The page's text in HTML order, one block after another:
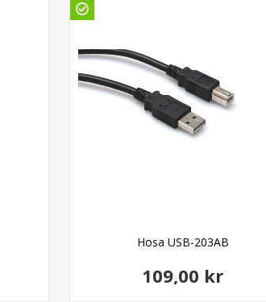
Hosa USB-203AB
109,00 kr